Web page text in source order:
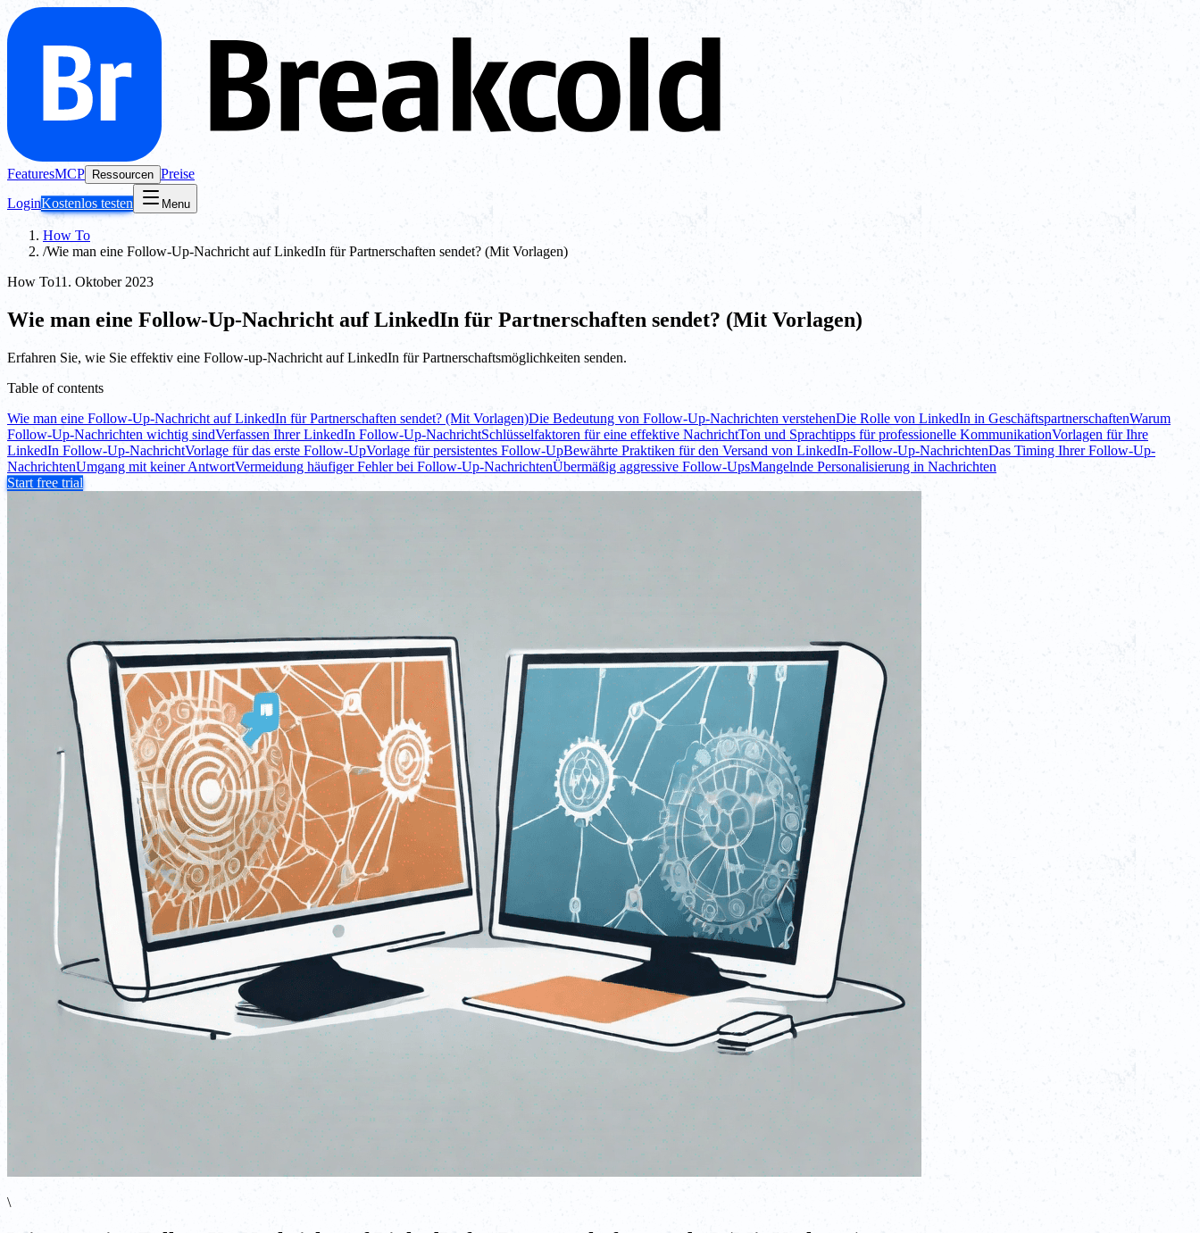
FeaturesMCP Ressourcen Preise
LoginKostenlos testen Menu
How To
/Wie man eine Follow-Up-Nachricht auf LinkedIn für Partnerschaften sendet? (Mit Vorlagen)
How To11. Oktober 2023
Wie man eine Follow-Up-Nachricht auf LinkedIn für Partnerschaften sendet? (Mit Vorlagen)
Erfahren Sie, wie Sie effektiv eine Follow-up-Nachricht auf LinkedIn für Partnerschaftsmöglichkeiten senden.
Table of contents
Wie man eine Follow-Up-Nachricht auf LinkedIn für Partnerschaften sendet? (Mit Vorlagen)Die Bedeutung von Follow-Up-Nachrichten verstehenDie Rolle von LinkedIn in GeschäftspartnerschaftenWarum
Follow-Up-Nachrichten wichtig sindVerfassen Ihrer LinkedIn Follow-Up-NachrichtSchlüsselfaktoren für eine effektive NachrichtTon und Sprachtipps für professionelle KommunikationVorlagen für Ihre
LinkedIn Follow-Up-NachrichtVorlage für das erste Follow-UpVorlage für persistentes Follow-UpBewährte Praktiken für den Versand von LinkedIn-Follow-Up-NachrichtenDas Timing Ihrer Follow-Up-
NachrichtenUmgang mit keiner AntwortVermeidung häufiger Fehler bei Follow-Up-NachrichtenÜbermäßig aggressive Follow-UpsMangelnde Personalisierung in Nachrichten
Start free trial
\